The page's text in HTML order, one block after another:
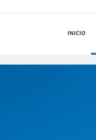
INICIO